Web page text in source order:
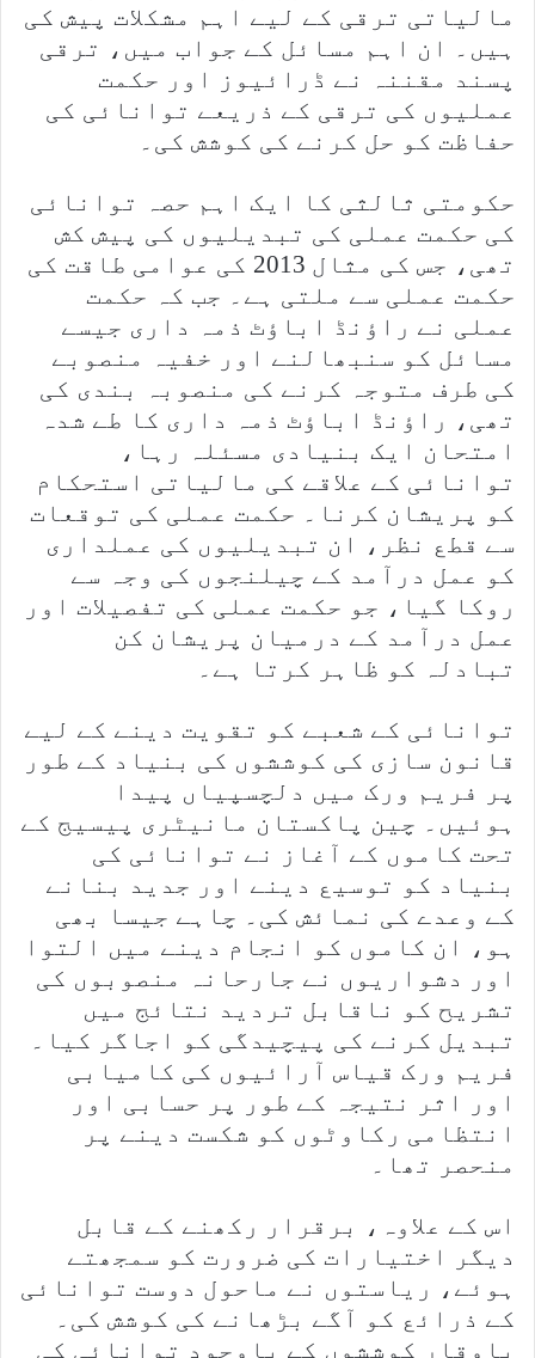
مالیاتی ترقی کے لیے اہم مشکلات پیش کی
ہیں۔ ان اہم مسائل کے جواب میں، ترقی
پسند مقننہ نے ڈرائیوز اور حکمت
عملیوں کی ترقی کے ذریعے توانائی کی
حفاظت کو حل کرنے کی کوشش کی۔
حکومتی ثالثی کا ایک اہم حصہ توانائی
کی حکمت عملی کی تبدیلیوں کی پیش کش
تھی، جس کی مثال 2013 کی عوامی طاقت کی
حکمت عملی سے ملتی ہے۔ جب کہ حکمت
عملی نے راؤنڈ اباؤٹ ذمہ داری جیسے
مسائل کو سنبھالنے اور خفیہ منصوبے
کی طرف متوجہ کرنے کی منصوبہ بندی کی
تھی، راؤنڈ اباؤٹ ذمہ داری کا طے شدہ
امتحان ایک بنیادی مسئلہ رہا،
توانائی کے علاقے کی مالیاتی استحکام
کو پریشان کرنا۔ حکمت عملی کی توقعات
سے قطع نظر، ان تبدیلیوں کی عملداری
کو عمل درآمد کے چیلنجوں کی وجہ سے
روکا گیا، جو حکمت عملی کی تفصیلات اور
عمل درآمد کے درمیان پریشان کن
تبادلہ کو ظاہر کرتا ہے۔
توانائی کے شعبے کو تقویت دینے کے لیے
قانون سازی کی کوششوں کی بنیاد کے طور
پر فریم ورک میں دلچسپیاں پیدا
ہوئیں۔ چین پاکستان مانیٹری پیسیج کے
تحت کاموں کے آغاز نے توانائی کی
بنیاد کو توسیع دینے اور جدید بنانے
کے وعدے کی نمائش کی۔ چاہے جیسا بھی
ہو، ان کاموں کو انجام دینے میں التوا
اور دشواریوں نے جارحانہ منصوبوں کی
تشریح کو ناقابل تردید نتائج میں
تبدیل کرنے کی پیچیدگی کو اجاگر کیا۔
فریم ورک قیاس آرائیوں کی کامیابی
اور اثر نتیجہ کے طور پر حسابی اور
انتظامی رکاوٹوں کو شکست دینے پر
منحصر تھا۔
اس کے علاوہ، برقرار رکھنے کے قابل
دیگر اختیارات کی ضرورت کو سمجھتے
ہوئے، ریاستوں نے ماحول دوست توانائی
کے ذرائع کو آگے بڑھانے کی کوشش کی۔
باوقار کوششوں کے باوجود توانائی کی